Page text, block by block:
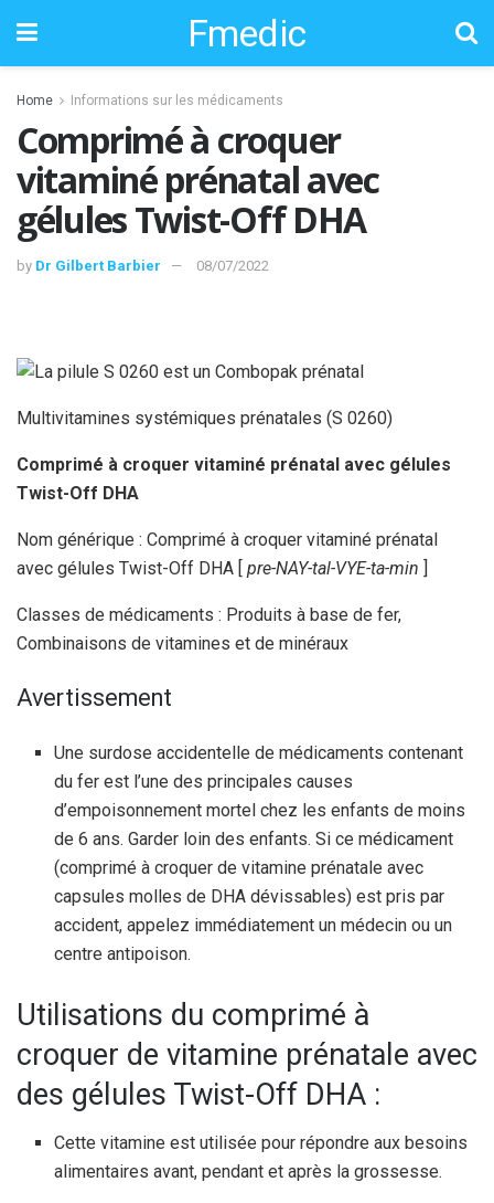
Fmedic
Home Informations sur les médicaments
Comprimé à croquer
vitaminé prénatal avec
gélules Twist-Off DHA
by Dr Gilbert Barbier 08/07/2022
Multivitamines systémiques prénatales (S 0260)
Comprimé à croquer vitaminé prénatal avec gélules
Twist-Off DHA
Nom générique : Comprimé à croquer vitaminé prénatal
avec gélules Twist-Off DHA [ pre-NAY-tal-VYE-ta-min ]
Classes de médicaments : Produits à base de fer,
Combinaisons de vitamines et de minéraux
Avertissement
Une surdose accidentelle de médicaments contenant
du fer est l’une des principales causes
d’empoisonnement mortel chez les enfants de moins
de 6 ans. Garder loin des enfants. Si ce médicament
(comprimé à croquer de vitamine prénatale avec
capsules molles de DHA dévissables) est pris par
accident, appelez immédiatement un médecin ou un
centre antipoison.
Utilisations du comprimé à
croquer de vitamine prénatale avec
des gélules Twist-Off DHA :
Cette vitamine est utilisée pour répondre aux besoins
alimentaires avant, pendant et après la grossesse.